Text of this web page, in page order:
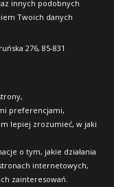
innych podobnych
Twoich danych
276, 85-831
preferencjami,
lepiej zrozumieć, w jaki
o tym, jakie działania
internetowych,
zainteresowań.